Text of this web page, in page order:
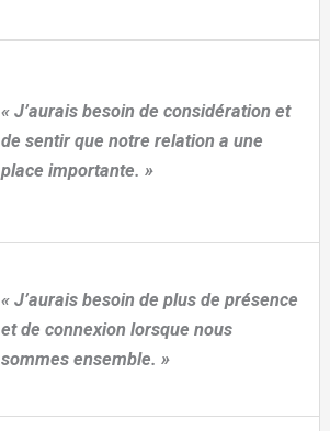
« J’aurais besoin de considération et
de sentir que notre relation a une
place importante. »
« J’aurais besoin de plus de présence
et de connexion lorsque nous
sommes ensemble. »